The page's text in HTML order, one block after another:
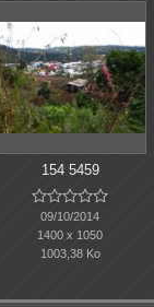
154 5459

09/10/2014
1400 x 1050
1003,38 Ko